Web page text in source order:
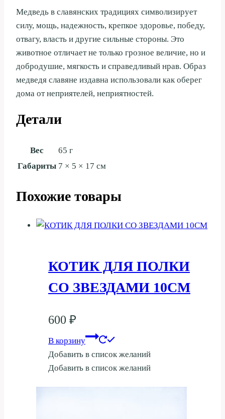
Медведь в славянских традициях символизирует
силу, мощь, надежность, крепкое здоровье, победу,
отвагу, власть и другие сильные стороны. Это
животное отличает не только грозное величие, но и
добродушие, мягкость и справедливый нрав. Образ
медведя славяне издавна использовали как оберег
дома от неприятелей, неприятностей.
Детали
Вес
65 г
Габариты 7 × 5 × 17 см
Похожие товары
КОТИК ДЛЯ ПОЛКИ
СО ЗВЕЗДАМИ 10СМ
600 ₽
В корзину
Добавить в список желаний
Добавить в список желаний